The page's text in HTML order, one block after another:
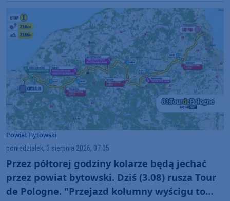
na nas patrzy" (RELACJE, FOTO)
Powiat Bytowski
poniedziałek, 3 sierpnia 2026, 07:05
Przez półtorej godziny kolarze będą jechać
przez powiat bytowski. Dziś (3.08) rusza Tour
de Pologne. "Przejazd kolumny wyścigu to